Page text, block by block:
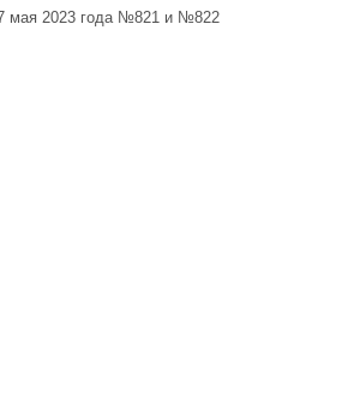
мая 2023 года №821 и №822